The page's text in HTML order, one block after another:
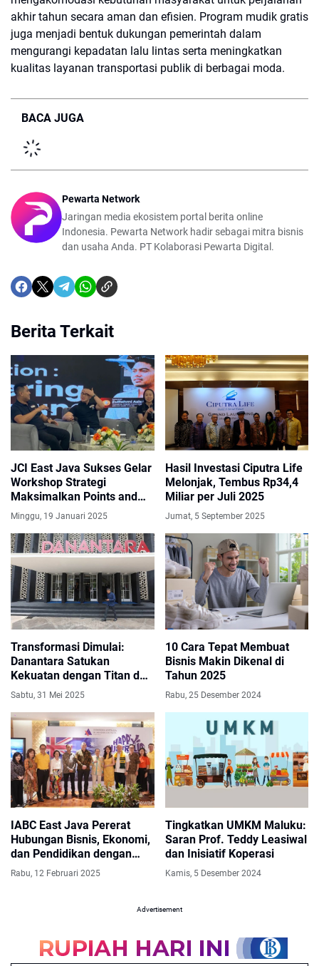
akhir tahun secara aman dan efisien. Program mudik gratis
juga menjadi bentuk dukungan pemerintah dalam
mengurangi kepadatan lalu lintas serta meningkatkan
kualitas layanan transportasi publik di berbagai moda.
BACA JUGA
Pewarta Network
Jaringan media ekosistem portal berita online
Indonesia. Pewarta Network hadir sebagai mitra bisnis
dan usaha Anda. PT Kolaborasi Pewarta Digital.
Berita Terkait
JCI East Java Sukses Gelar
Workshop Strategi
Maksimalkan Points and
Miles
Minggu, 19 Januari 2025
Hasil Investasi Ciputra Life
Melonjak, Tembus Rp34,4
Miliar per Juli 2025
Jumat, 5 September 2025
Transformasi Dimulai:
Danantara Satukan
Kekuatan dengan Titan dan
Dragon untuk Masa Depan
ANTM
Sabtu, 31 Mei 2025
10 Cara Tepat Membuat
Bisnis Makin Dikenal di
Tahun 2025
Rabu, 25 Desember 2024
IABC East Java Pererat
Hubungan Bisnis, Ekonomi,
dan Pendidikan dengan
Australia
Rabu, 12 Februari 2025
Tingkatkan UMKM Maluku:
Saran Prof. Teddy Leasiwal
dan Inisiatif Koperasi
Kamis, 5 Desember 2024
Advertisement